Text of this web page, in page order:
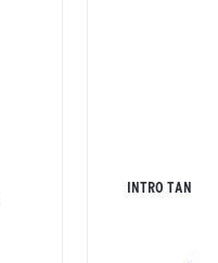
INTRO TANK